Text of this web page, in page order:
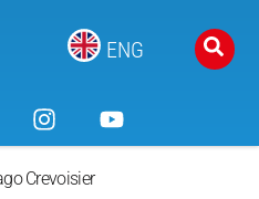
ENG
Crevoisier